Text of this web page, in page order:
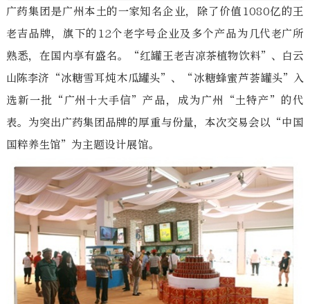
广药集团是广州本土的一家知名企业，除了价值1080亿的王
老吉品牌，旗下的12个老字号企业及多个产品为几代老广所
熟悉，在国内享有盛名。“红罐王老吉凉茶植物饮料”、白云
山陈李济“冰糖雪耳炖木瓜罐头”、“冰糖蜂蜜芦荟罐头”入
选新一批“广州十大手信”产品，成为广州“土特产”的代
表。为突出广药集团品牌的厚重与份量，本次交易会以“中国
国粹养生馆”为主题设计展馆。